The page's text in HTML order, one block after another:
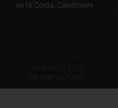
de la Costa, Canelones